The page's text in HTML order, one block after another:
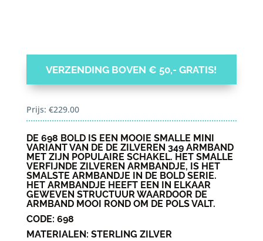
VERZENDING BOVEN € 50,- GRATIS!
Prijs: €229.00
DE 698 BOLD IS EEN MOOIE SMALLE MINI
VARIANT VAN DE DE ZILVEREN 349 ARMBAND
MET ZIJN POPULAIRE SCHAKEL. HET SMALLE
VERFIJNDE ZILVEREN ARMBANDJE, IS HET
SMALSTE ARMBANDJE IN DE BOLD SERIE.
HET ARMBANDJE HEEFT EEN IN ELKAAR
GEWEVEN STRUCTUUR WAARDOOR DE
ARMBAND MOOI ROND OM DE POLS VALT.
CODE: 698
MATERIALEN: STERLING ZILVER